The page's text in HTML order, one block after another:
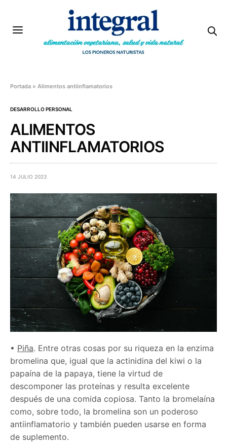
Portada »Alimentos antiinflamatorios
DESARROLLO PERSONAL
ALIMENTOS
ANTIINFLAMATORIOS
14 JULIO 2023
• Piña. Entre otras cosas por su riqueza en la enzima
bromelina que, igual que la actinidina del kiwi o la
papaína de la papaya, tiene la virtud de
descomponer las proteínas y resulta excelente
después de una comida copiosa. Tanto la bromelaína
como, sobre todo, la bromelina son un poderoso
antiinflamatorio y también pueden usarse en forma
de suplemento.